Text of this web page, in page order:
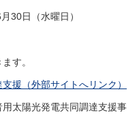
30日（水曜日）
す。
援（外部サイトへリンク）
太陽光発電共同調達支援事